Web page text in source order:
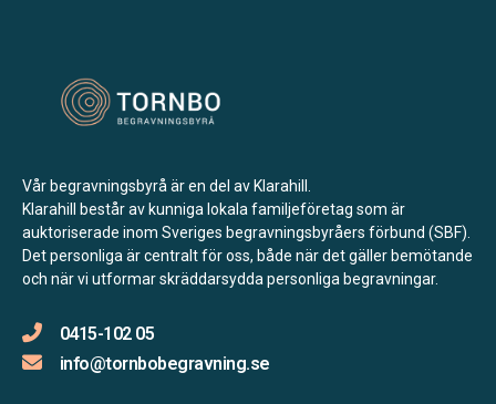
Vår begravningsbyrå är en del av Klarahill.
Klarahill består av kunniga lokala familjeföretag som är
auktoriserade inom Sveriges begravningsbyråers förbund (SBF).
Det personliga är centralt för oss, både när det gäller bemötande
och när vi utformar skräddarsydda personliga begravningar.
0415-102 05
info@tornbobegravning.se